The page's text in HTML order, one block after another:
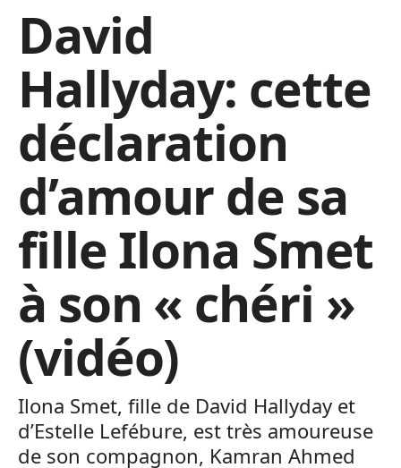
David
Hallyday: cette
déclaration
d’amour de sa
fille Ilona Smet
à son « chéri »
(vidéo)
Ilona Smet, fille de David Hallyday et
d’Estelle Lefébure, est très amoureuse
de son compagnon, Kamran Ahmed